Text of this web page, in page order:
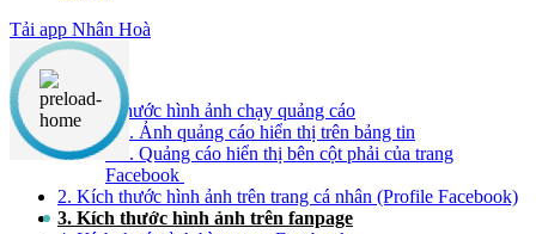
Tải app Nhân Hoà
Nội dung chính
1. Kích thước hình ảnh chạy quảng cáo
1.1. Ảnh quảng cáo hiển thị trên bảng tin
1.2. Quảng cáo hiển thị bên cột phải của trang
Facebook
2. Kích thước hình ảnh trên trang cá nhân (Profile Facebook)
3. Kích thước hình ảnh trên fanpage